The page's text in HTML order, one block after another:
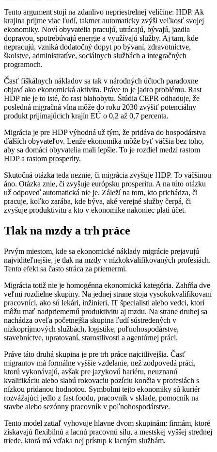
Tento argument stojí na zdanlivo nepriestrelnej veličine: HDP. Ak
krajina prijme viac ľudí, takmer automaticky zvýši veľkosť svojej
ekonomiky. Noví obyvatelia pracujú, utrácajú, bývajú, jazdia
dopravou, spotrebúvajú energie a využívajú služby. Aj tam, kde
nepracujú, vzniká dodatočný dopyt po bývaní, zdravotníctve,
školstve, administratíve, sociálnych službách a integračných
programoch.
Časť fiškálnych nákladov sa tak v národných účtoch paradoxne
objaví ako ekonomická aktivita. Práve to je jadro problému. Rast
HDP nie je to isté, čo rast blahobytu. Štúdia CEPR odhaduje, že
posledná migračná vlna môže do roku 2030 zvýšiť potenciálny
produkt prijímajúcich krajín EÚ o 0,2 až 0,7 percenta.
Migrácia je pre HDP výhodná už tým, že pridáva do hospodárstva
ďalších obyvateľov. Lenže ekonomika môže byť väčšia bez toho,
aby sa domáci obyvatelia mali lepšie. To je rozdiel medzi rastom
HDP a rastom prosperity.
Skutočná otázka teda neznie, či migrácia zvyšuje HDP. To väčšinou
áno. Otázka znie, či zvyšuje európsku prosperitu. A na túto otázku
už odpoveď automatická nie je. Záleží na tom, kto prichádza, či
pracuje, koľko zarába, kde býva, aké verejné služby čerpá, či
zvyšuje produktivitu a kto v ekonomike nakoniec platí účet.
Tlak na mzdy a trh práce
Prvým miestom, kde sa ekonomické náklady migrácie prejavujú
najviditeľnejšie, je tlak na mzdy v nízkokvalifikovaných profesiách.
Tento efekt sa často stráca za priemermi.
Migrácia totiž nie je homogénna ekonomická kategória. Zahŕňa dve
veľmi rozdielne skupiny. Na jednej strane stoja vysokokvalifikovaní
pracovníci, ako sú lekári, inžinieri, IT špecialisti alebo vedci, ktorí
môžu mať nadpriemernú produktivitu aj mzdu. Na strane druhej sa
nachádza oveľa početnejšia skupina ľudí sústredených v
nízkopríjmových službách, logistike, poľnohospodárstve,
stavebníctve, upratovaní, starostlivosti a agentúrnej práci.
Práve táto druhá skupina je pre trh práce najcitlivejšia. Časť
migrantov má formálne vyššie vzdelanie, než zodpovedá práci,
ktorú vykonávajú, avšak pre jazykovú bariéru, neuznanú
kvalifikáciu alebo slabú rokovaciu pozíciu končia v profesiách s
nízkou pridanou hodnotou. Symbolmi tejto ekonomiky sú kuriér
rozvážajúci jedlo z fast foodu, pracovník v sklade, pomocník na
stavbe alebo sezónny pracovník v poľnohospodárstve.
Tento model zatiaľ vyhovuje hlavne dvom skupinám: firmám, ktoré
získavajú flexibilnú a lacnú pracovnú silu, a mestskej vyššej strednej
triede, ktorá má vďaka nej prístup k lacným službám.